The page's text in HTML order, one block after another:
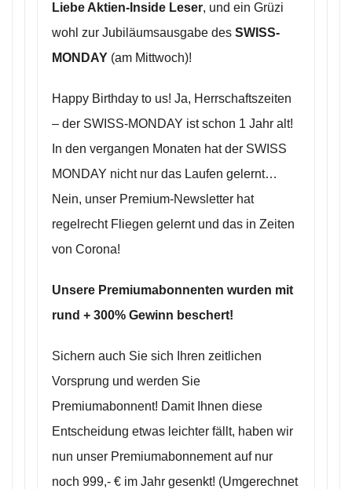
Liebe Aktien-Inside Leser, und ein Grüzi
wohl zur Jubiläumsausgabe des SWISS-
MONDAY (am Mittwoch)!
Happy Birthday to us! Ja, Herrschaftszeiten
– der SWISS-MONDAY ist schon 1 Jahr alt!
In den vergangen Monaten hat der SWISS
MONDAY nicht nur das Laufen gelernt…
Nein, unser Premium-Newsletter hat
regelrecht Fliegen gelernt und das in Zeiten
von Corona!
Unsere Premiumabonnenten wurden mit
rund + 300% Gewinn beschert!
Sichern auch Sie sich Ihren zeitlichen
Vorsprung und werden Sie
Premiumabonnent! Damit Ihnen diese
Entscheidung etwas leichter fällt, haben wir
nun unser Premiumabonnement auf nur
noch 999,- € im Jahr gesenkt! (Umgerechnet